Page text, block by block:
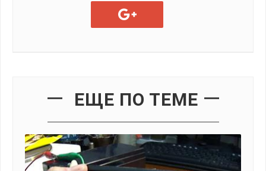
ЕЩЕ ПО ТЕМЕ